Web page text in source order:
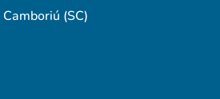
(SC)